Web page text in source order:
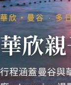
華欣・曼谷 ‧ 多
華欣
行程涵蓋曼谷與